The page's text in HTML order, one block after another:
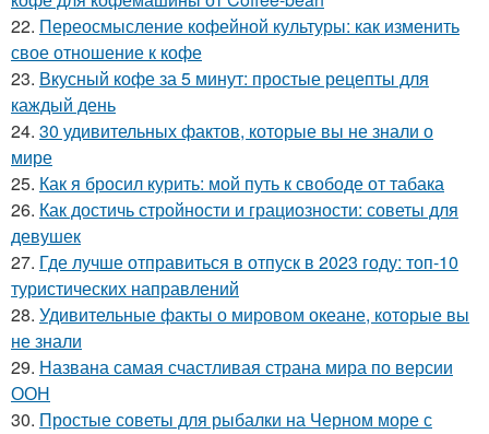
22. Переосмысление кофейной культуры: как изменить
свое отношение к кофе
23. Вкусный кофе за 5 минут: простые рецепты для
каждый день
24. 30 удивительных фактов, которые вы не знали о
мире
25. Как я бросил курить: мой путь к свободе от табака
26. Как достичь стройности и грациозности: советы для
девушек
27. Где лучше отправиться в отпуск в 2023 году: топ-10
туристических направлений
28. Удивительные факты о мировом океане, которые вы
не знали
29. Названа самая счастливая страна мира по версии
ООН
30. Простые советы для рыбалки на Черном море с